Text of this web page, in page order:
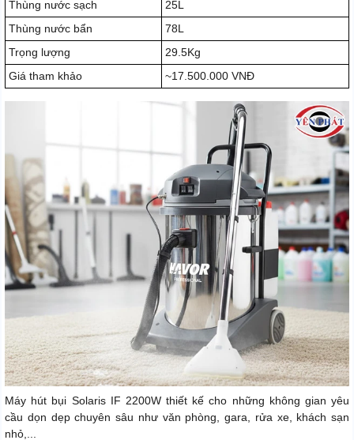
Thùng nước sạch
25L
Thùng nước bẩn
78L
Trọng lượng
29.5Kg
Giá tham khảo
~17.500.000 VNĐ
Máy hút bụi Solaris IF 2200W thiết kế cho những không gian yêu
cầu dọn dẹp chuyên sâu như văn phòng, gara, rửa xe, khách sạn
nhỏ,...